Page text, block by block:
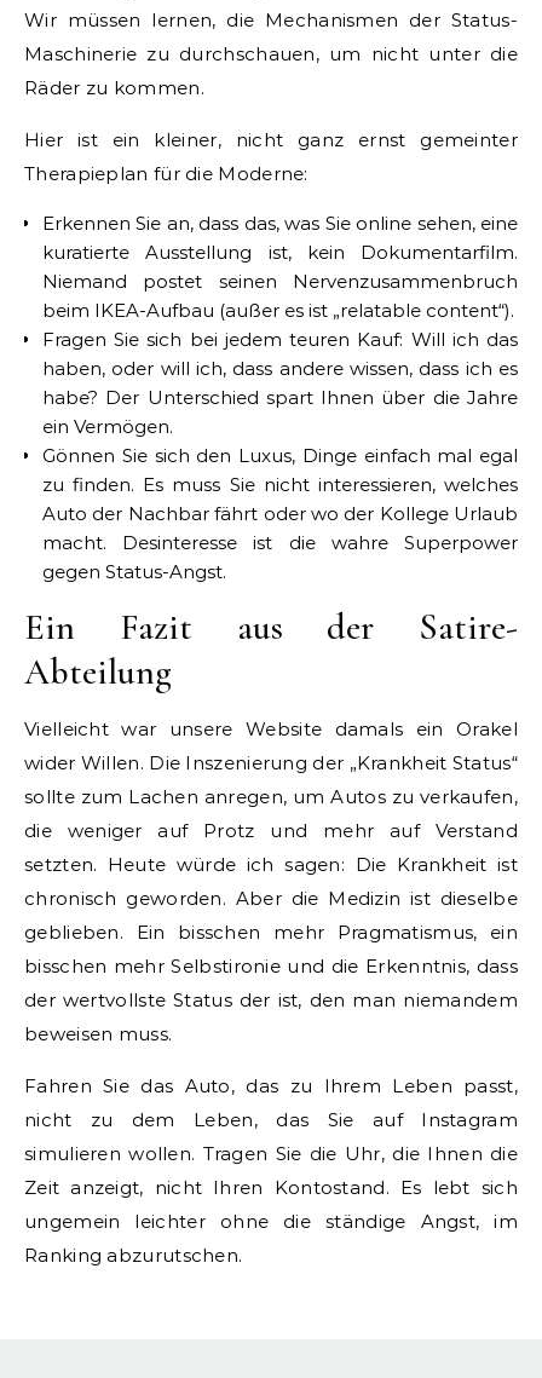
Wir müssen lernen, die Mechanismen der Status-
Maschinerie zu durchschauen, um nicht unter die
Räder zu kommen.
Hier ist ein kleiner, nicht ganz ernst gemeinter
Therapieplan für die Moderne:
Erkennen Sie an, dass das, was Sie online sehen, eine
kuratierte Ausstellung ist, kein Dokumentarfilm.
Niemand postet seinen Nervenzusammenbruch
beim IKEA-Aufbau (außer es ist „relatable content“).
Fragen Sie sich bei jedem teuren Kauf: Will ich das
haben, oder will ich, dass andere wissen, dass ich es
habe? Der Unterschied spart Ihnen über die Jahre
ein Vermögen.
Gönnen Sie sich den Luxus, Dinge einfach mal egal
zu finden. Es muss Sie nicht interessieren, welches
Auto der Nachbar fährt oder wo der Kollege Urlaub
macht. Desinteresse ist die wahre Superpower
gegen Status-Angst.
Ein Fazit aus der Satire-
Abteilung
Vielleicht war unsere Website damals ein Orakel
wider Willen. Die Inszenierung der „Krankheit Status“
sollte zum Lachen anregen, um Autos zu verkaufen,
die weniger auf Protz und mehr auf Verstand
setzten. Heute würde ich sagen: Die Krankheit ist
chronisch geworden. Aber die Medizin ist dieselbe
geblieben. Ein bisschen mehr Pragmatismus, ein
bisschen mehr Selbstironie und die Erkenntnis, dass
der wertvollste Status der ist, den man niemandem
beweisen muss.
Fahren Sie das Auto, das zu Ihrem Leben passt,
nicht zu dem Leben, das Sie auf Instagram
simulieren wollen. Tragen Sie die Uhr, die Ihnen die
Zeit anzeigt, nicht Ihren Kontostand. Es lebt sich
ungemein leichter ohne die ständige Angst, im
Ranking abzurutschen.